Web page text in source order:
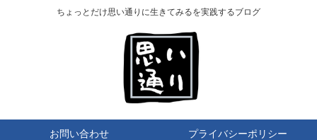
ちょっとだけ思い通りに生きてみるを実践するブログ
お問い合わせ プライバシーポリシー